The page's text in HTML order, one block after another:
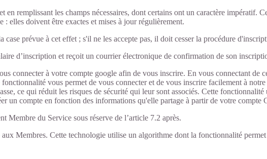
remplissant les champs nécessaires, dont certains ont un caractère impératif.
elles doivent être exactes et mises à jour régulièrement.
prévue à cet effet ; s'il ne les accepte pas, il doit cesser la procédure
d’inscription et reçoit un courrier électronique de confirmation de son
connecter à votre compte google afin de vous inscrire. En vous connectant de
vous permet de vous connecter et de vous inscrire facilement à
ce qui réduit les risques de sécurité qui leur sont associés. Cette
un compte en fonction des informations qu'elle partage à partir de votre compte
du Service sous réserve de l’article 7.2 après.
Membres. Cette technologie utilise un algorithme dont la fonctionnalité